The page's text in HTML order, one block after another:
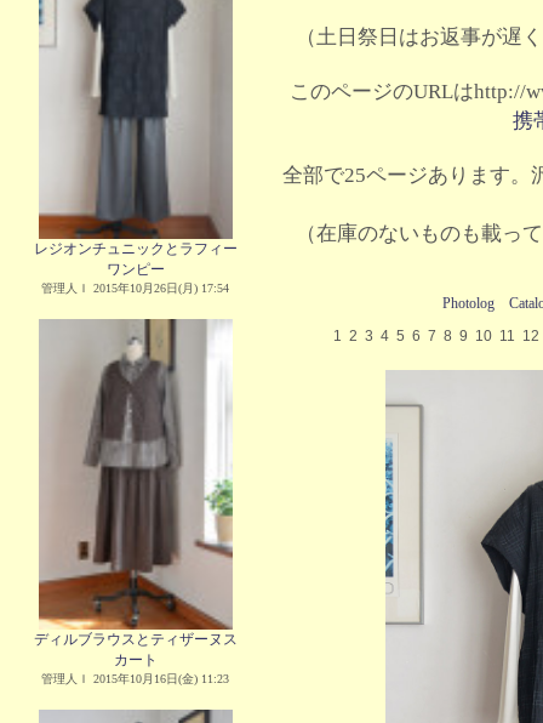
レジオンチュニックとラフィー
ワンピー
管理人Ｉ 2015年10月26日(月) 17:54
ディルブラウスとティザーヌス
カート
管理人Ｉ 2015年10月16日(金) 11:23
（土日祭日はお返事が遅
このページのURLはhttp://
携
全部で25ページあります。
（在庫のないものも載っ
Photolog
1 2 3 4 5 6 7 8 9 10 11 12